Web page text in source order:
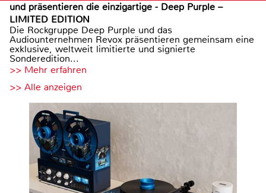
und präsentieren die einzigartige - Deep Purple –
LIMITED EDITION
Die Rockgruppe Deep Purple und das
Audiounternehmen Revox präsentieren gemeinsam eine
exklusive, weltweit limitierte und signierte
Sonderedition...
>> Mehr erfahren
>> Alle anzeigen